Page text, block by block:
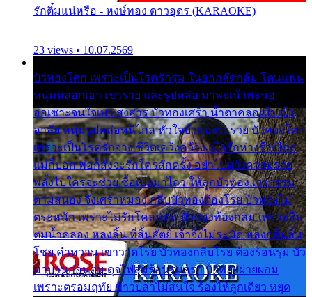
รักติ๋มแน่หรือ - หงษ์ทอง ดาวอุดร (KARAOKE)
23 views • 10.07.2569
บัวทองโศก เพราะเป็นโรครักรุม ในอกกลัดกลุ้ม โดนแฟน
หนุ่มหลอกเอา เขารวย และรูปหล่อ มาพะเน้าพะนอ
ออเซาะจนใจเบา สงสาร บัวทองเศร้า น้ำตาคลอเบ้า เฝ้า
อาลัย หนุ่มรูปหล่อหนีไกล หัวใจบัวทองระรวย บัวทองโศก
เพราะเป็นโรครักจาง ชีวิตเคว้งคว้าง เมื่อรักห่างร้างไกล
แม่ก็บอก พ่อก็สั่งจะรักใครสักครั้ง อย่าไปหวังความรวย
พลั้งไปใครจะช่วย ซื้อเปลมาไกว ให้ลูกบัวทอง เวรกรรม
ตามสนอง จึงเศร้าหมอง กลีบบัวทองต้องโรย บัวทองไม่
ตระหนัก เพราะไม่รักโคลนตม บัวทองท้องกลม เพราะลืม
ตมน้ำคลอง หลงลิ้น ที่สิ้นสัตย์ เจ้าจึงไม่ระมัด หลงกลิ่นลิ้น
โชย คำหวาน เขาวาดโรย บัวทองกลีบโรย ต้องร้อนรุม บัว
มาบานก่อนตูม ดุจไฟสุมร้อนรุมอุรา บัวทองผ่ายผอม
เพราะตรอมฤทัย ข้าวปลาไม่สนใจ ร้องไห้ลูกเดียว หยุด